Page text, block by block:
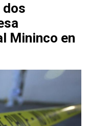
dos
Mininco en